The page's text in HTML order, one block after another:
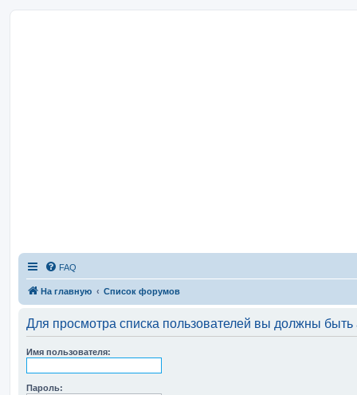
FAQ
На главную Список форумов
Для просмотра списка пользователей вы должны быть
Имя пользователя:
Пароль: